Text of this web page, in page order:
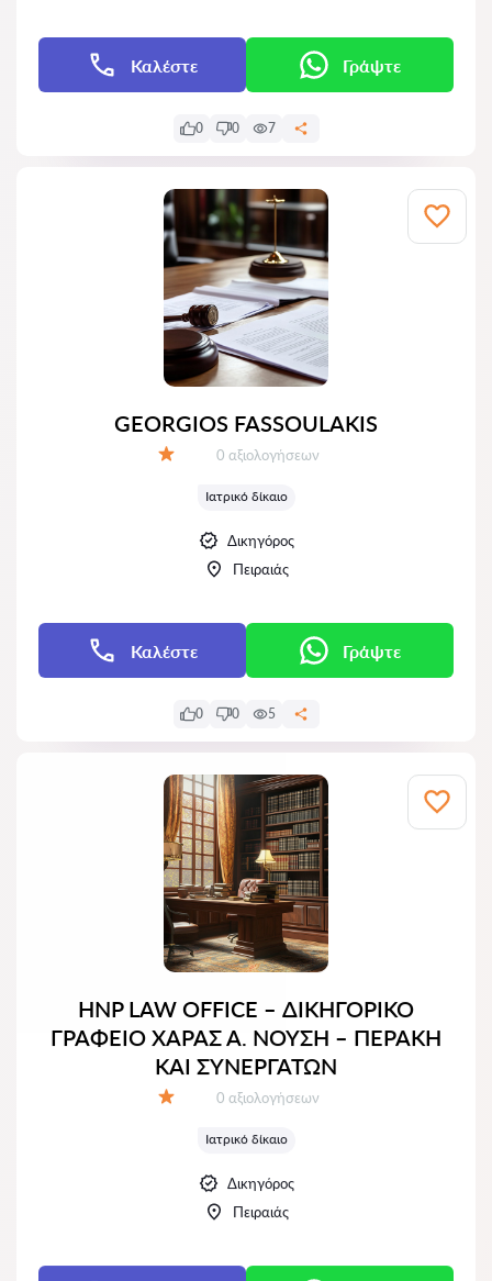
Καλέστε Γράψτε
0 0 7
GEORGIOS FASSOULAKIS
Αξιολογήσεις:
0 αξιολογήσεων
Ιατρικό δίκαιο
Δικηγόρος
Πειραιάς
Καλέστε Γράψτε
0 0 5
HNP LAW OFFICE – ΔΙΚΗΓΟΡΙΚΟ
ΓΡΑΦΕΙΟ ΧΑΡΑΣ Α. ΝΟΥΣΗ – ΠΕΡΑΚΗ
ΚΑΙ ΣΥΝΕΡΓΑΤΩΝ
Αξιολογήσεις:
0 αξιολογήσεων
Ιατρικό δίκαιο
Δικηγόρος
Πειραιάς